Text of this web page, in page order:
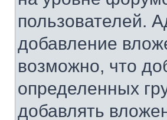
пользователей.
добавление
возможно, что
определенных
добавлять